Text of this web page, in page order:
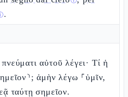
.
αὐτοῦ λέγει· Τί ἡ
ἀμὴν λέγω ⸀ὑμῖν,
ταύτῃ σημεῖον.